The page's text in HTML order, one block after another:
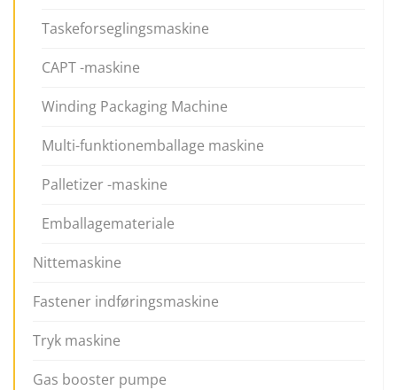
Taskeforseglingsmaskine
CAPT -maskine
Winding Packaging Machine
Multi-funktionemballage maskine
Palletizer -maskine
Emballagemateriale
Nittemaskine
Fastener indføringsmaskine
Tryk maskine
Gas booster pumpe